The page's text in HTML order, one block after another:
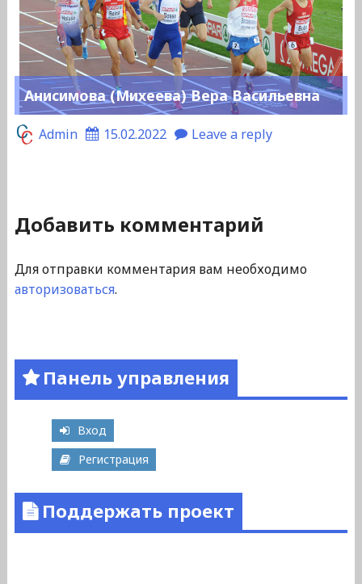
Анисимова (Михеева) Вера Васильевна
Admin 15.02.2022 Leave a reply
Добавить комментарий
Для отправки комментария вам необходимо
авторизоваться.
Панель управления
Вход
Регистрация
Поддержать проект